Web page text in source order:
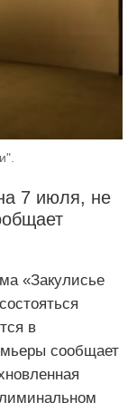
7 июля, не
«Закулисье
в
сообщает
лиминальном